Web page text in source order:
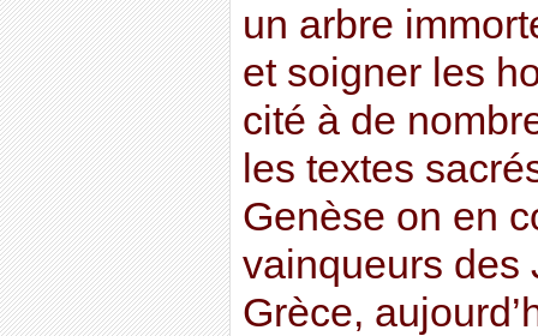
un arbre
et soigner les
cité à de
les textes
Genèse on en
vainqueurs des
Grèce,